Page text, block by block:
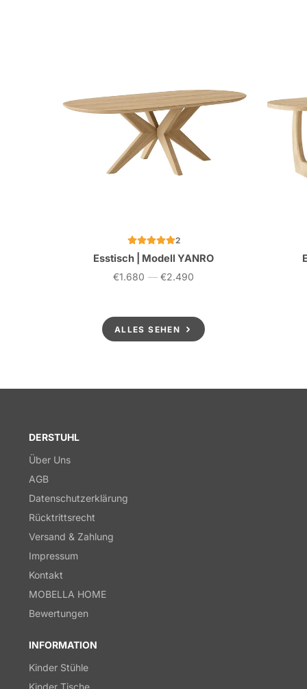
2
Esstisch | Modell YANRO
Preis
€1.680 — €2.490
ALLES SEHEN
DERSTUHL
Über Uns
AGB
Datenschutzerklärung
Rücktrittsrecht
Versand & Zahlung
Impressum
Kontakt
MOBELLA HOME
Bewertungen
INFORMATION
Kinder Stühle
Kinder Tische